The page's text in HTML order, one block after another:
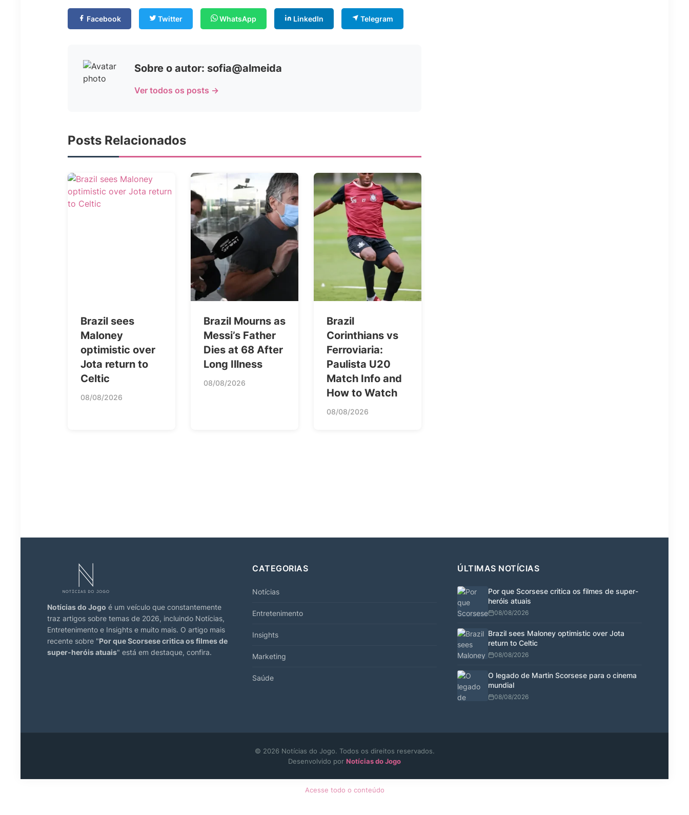
Facebook Twitter WhatsApp LinkedIn Telegram
Sobre o autor: sofia@almeida
Ver todos os posts →
Posts Relacionados
Brazil sees
Maloney
optimistic over
Jota return to
Celtic
08/08/2026
Brazil Mourns as
Messi’s Father
Dies at 68 After
Long Illness
08/08/2026
Brazil
Corinthians vs
Ferroviaria:
Paulista U20
Match Info and
How to Watch
08/08/2026
Notícias do Jogo é um veículo que constantemente
traz artigos sobre temas de 2026, incluindo Notícias,
Entretenimento e Insights e muito mais. O artigo mais
recente sobre "Por que Scorsese critica os filmes de
super-heróis atuais" está em destaque, confira.
CATEGORIAS
Notícias
Entretenimento
Insights
Marketing
Saúde
ÚLTIMAS NOTÍCIAS
Por que Scorsese critica os filmes de super-
heróis atuais
08/08/2026
Brazil sees Maloney optimistic over Jota
return to Celtic
08/08/2026
O legado de Martin Scorsese para o cinema
mundial
08/08/2026
© 2026 Notícias do Jogo. Todos os direitos reservados.
Desenvolvido por Notícias do Jogo
Acesse todo o conteúdo